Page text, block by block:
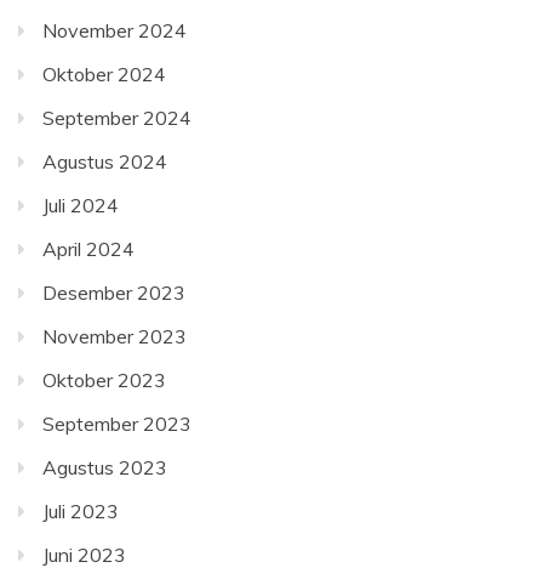
November 2024
Oktober 2024
September 2024
Agustus 2024
Juli 2024
April 2024
Desember 2023
November 2023
Oktober 2023
September 2023
Agustus 2023
Juli 2023
Juni 2023